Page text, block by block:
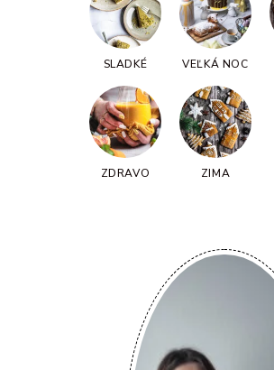
SLADKÉ VEĽKÁ NOC
ZDRAVO ZIMA